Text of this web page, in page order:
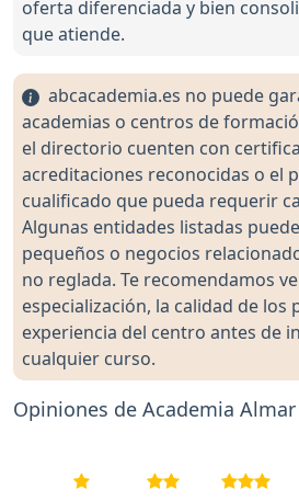
oferta diferenciada y bien
que atiende.
abcacademia.es no puede
academias o centros de
el directorio cuenten con
acreditaciones reconocidas o el
cualificado que pueda requerir
Algunas entidades listadas
pequeños o negocios
no reglada. Te recomendamos
especialización, la calidad de los
experiencia del centro antes de
cualquier curso.
Opiniones de Academia Almar